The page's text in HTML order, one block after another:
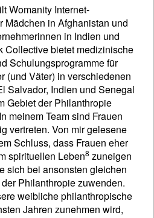
Womanity Internet-
Mädchen in Afghanistan und
in Indien und
Collective bietet medizinische
Schulungsprogramme für
(und Väter) in verschiedenen
Salvador, Indien und Senegal
Gebiet der Philanthropie
meinem Team sind Frauen
vertreten. Von mir gelesene
Schluss, dass Frauen eher
spirituellen Leben8 zuneigen
sich bei ansonsten gleichen
Philanthropie zuwenden.
weibliche philanthropische
Jahren zunehmen wird,